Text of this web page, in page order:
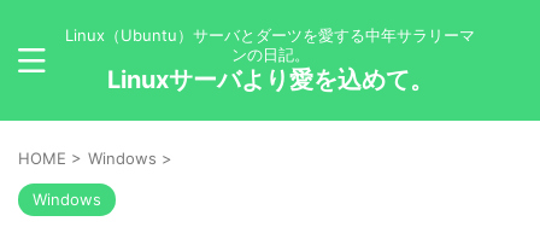
Linux（Ubuntu）サーバとダーツを愛する中年サラリーマ
ンの日記。
Linuxサーバより愛を込めて。
HOME > Windows >
Windows